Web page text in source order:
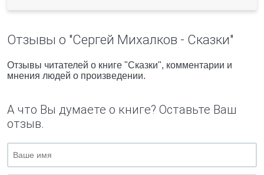
Отзывы о "Сергей Михалков - Сказки"
Отзывы читателей о книге "Сказки", комментарии и
мнения людей о произведении.
А что Вы думаете о книге? Оставьте Ваш
отзыв.